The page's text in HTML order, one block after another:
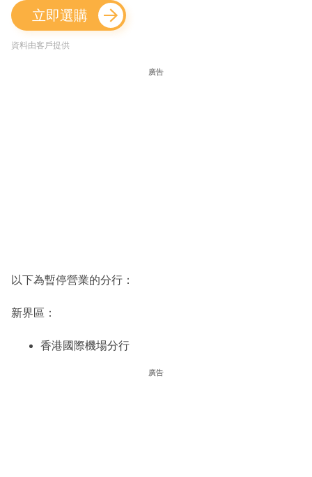
立即選購
資料由客戶提供
廣告
以下為暫停營業的分行：
新界區：
香港國際機場分行
廣告